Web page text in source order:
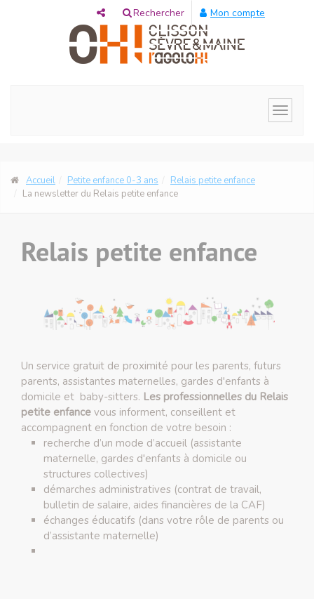
Rechercher Mon compte
Toggle
Accueil Petite enfance 0-3 ans
Relais petite enfance
La newsletter du Relais petite enfance
Relais petite enfance
Un service gratuit de proximité pour les parents, futurs
parents, assistantes maternelles, gardes d'enfants à
domicile et baby-sitters. Les professionnelles du Relais
petite enfance vous informent, conseillent et
accompagnent en fonction de votre besoin :
recherche d’un mode d’accueil (assistante
maternelle, gardes d'enfants à domicile ou
structures collectives)
démarches administratives (contrat de travail,
bulletin de salaire, aides financières de la CAF)
échanges éducatifs (dans votre rôle de parents ou
d’assistante maternelle)
Panneau de gestion des cookies